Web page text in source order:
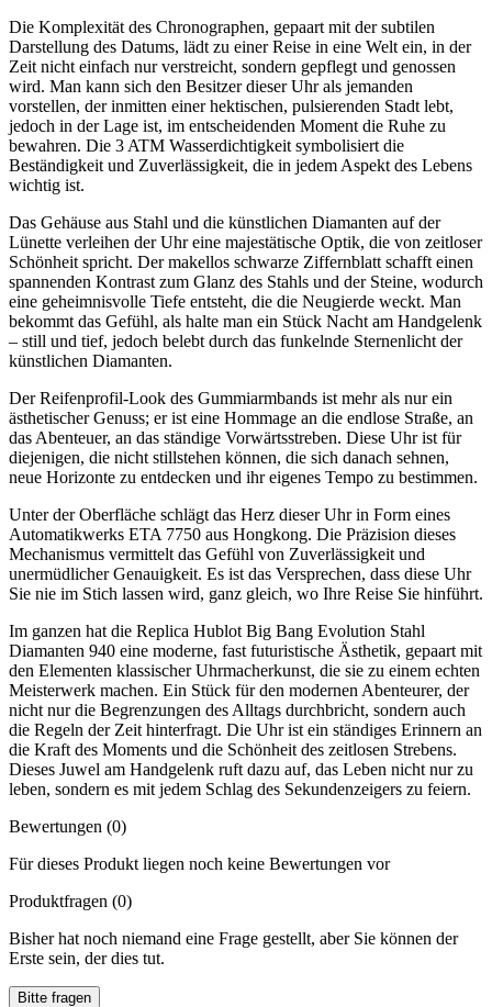
Die Komplexität des Chronographen, gepaart mit der subtilen
Darstellung des Datums, lädt zu einer Reise in eine Welt ein, in der
Zeit nicht einfach nur verstreicht, sondern gepflegt und genossen
wird. Man kann sich den Besitzer dieser Uhr als jemanden
vorstellen, der inmitten einer hektischen, pulsierenden Stadt lebt,
jedoch in der Lage ist, im entscheidenden Moment die Ruhe zu
bewahren. Die 3 ATM Wasserdichtigkeit symbolisiert die
Beständigkeit und Zuverlässigkeit, die in jedem Aspekt des Lebens
wichtig ist.
Das Gehäuse aus Stahl und die künstlichen Diamanten auf der
Lünette verleihen der Uhr eine majestätische Optik, die von zeitloser
Schönheit spricht. Der makellos schwarze Ziffernblatt schafft einen
spannenden Kontrast zum Glanz des Stahls und der Steine, wodurch
eine geheimnisvolle Tiefe entsteht, die die Neugierde weckt. Man
bekommt das Gefühl, als halte man ein Stück Nacht am Handgelenk
– still und tief, jedoch belebt durch das funkelnde Sternenlicht der
künstlichen Diamanten.
Der Reifenprofil-Look des Gummiarmbands ist mehr als nur ein
ästhetischer Genuss; er ist eine Hommage an die endlose Straße, an
das Abenteuer, an das ständige Vorwärtsstreben. Diese Uhr ist für
diejenigen, die nicht stillstehen können, die sich danach sehnen,
neue Horizonte zu entdecken und ihr eigenes Tempo zu bestimmen.
Unter der Oberfläche schlägt das Herz dieser Uhr in Form eines
Automatikwerks ETA 7750 aus Hongkong. Die Präzision dieses
Mechanismus vermittelt das Gefühl von Zuverlässigkeit und
unermüdlicher Genauigkeit. Es ist das Versprechen, dass diese Uhr
Sie nie im Stich lassen wird, ganz gleich, wo Ihre Reise Sie hinführt.
Im ganzen hat die Replica Hublot Big Bang Evolution Stahl
Diamanten 940 eine moderne, fast futuristische Ästhetik, gepaart mit
den Elementen klassischer Uhrmacherkunst, die sie zu einem echten
Meisterwerk machen. Ein Stück für den modernen Abenteurer, der
nicht nur die Begrenzungen des Alltags durchbricht, sondern auch
die Regeln der Zeit hinterfragt. Die Uhr ist ein ständiges Erinnern an
die Kraft des Moments und die Schönheit des zeitlosen Strebens.
Dieses Juwel am Handgelenk ruft dazu auf, das Leben nicht nur zu
leben, sondern es mit jedem Schlag des Sekundenzeigers zu feiern.
Bewertungen (0)
Für dieses Produkt liegen noch keine Bewertungen vor
Produktfragen (0)
Bisher hat noch niemand eine Frage gestellt, aber Sie können der
Erste sein, der dies tut.
Bitte fragen